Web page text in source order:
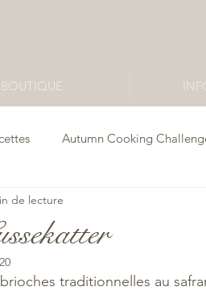
BOUTIQUE
Autumn Cooking
de lecture
traditionnelles au